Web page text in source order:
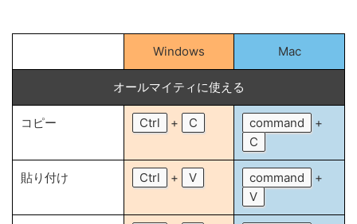
Windows Mac
オールマイティに使える
コピー Ctrl + C command
+
C
貼り付け Ctrl + V command
+
V